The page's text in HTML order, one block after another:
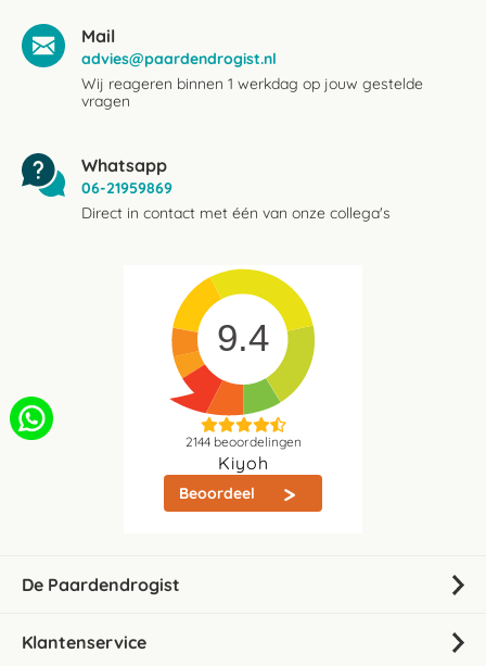
Mail
advies@paardendrogist.nl
Wij reageren binnen 1 werkdag op jouw gestelde
vragen
Whatsapp
06-21959869
Direct in contact met één van onze collega's
9.4
2144beoordelingen
Kiyoh
Beoordeel
De Paardendrogist
Klantenservice